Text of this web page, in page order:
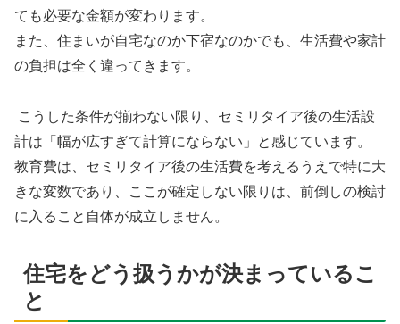
ても必要な金額が変わります。
また、住まいが自宅なのか下宿なのかでも、生活費や家計
の負担は全く違ってきます。
こうした条件が揃わない限り、セミリタイア後の生活設
計は「幅が広すぎて計算にならない」と感じています。
教育費は、セミリタイア後の生活費を考えるうえで特に大
きな変数であり、ここが確定しない限りは、前倒しの検討
に入ること自体が成立しません。
住宅をどう扱うかが決まっているこ
と